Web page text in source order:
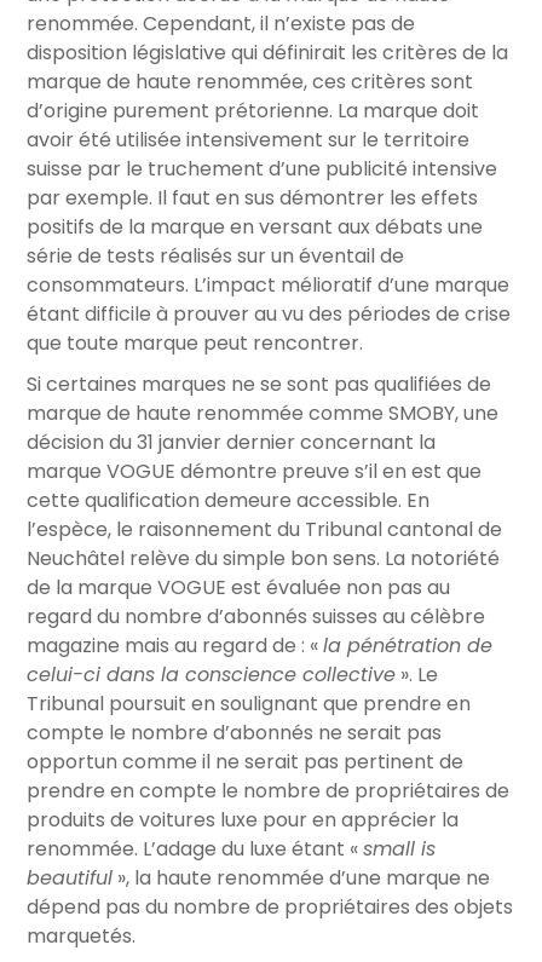
renommée. Cependant, il n’existe pas de
disposition législative qui définirait les critères de la
marque de haute renommée, ces critères sont
d’origine purement prétorienne. La marque doit
avoir été utilisée intensivement sur le territoire
suisse par le truchement d’une publicité intensive
par exemple. Il faut en sus démontrer les effets
positifs de la marque en versant aux débats une
série de tests réalisés sur un éventail de
consommateurs. L’impact mélioratif d’une marque
étant difficile à prouver au vu des périodes de crise
que toute marque peut rencontrer.
Si certaines marques ne se sont pas qualifiées de
marque de haute renommée comme SMOBY, une
décision du 31 janvier dernier concernant la
marque VOGUE démontre preuve s’il en est que
cette qualification demeure accessible. En
l’espèce, le raisonnement du Tribunal cantonal de
Neuchâtel relève du simple bon sens. La notoriété
de la marque VOGUE est évaluée non pas au
regard du nombre d’abonnés suisses au célèbre
magazine mais au regard de : «la pénétration de
celui-ci dans la conscience collective ». Le
Tribunal poursuit en soulignant que prendre en
compte le nombre d’abonnés ne serait pas
opportun comme il ne serait pas pertinent de
prendre en compte le nombre de propriétaires de
produits de voitures luxe pour en apprécier la
renommée. L’adage du luxe étant «small is
beautiful », la haute renommée d’une marque ne
dépend pas du nombre de propriétaires des objets
marquetés.